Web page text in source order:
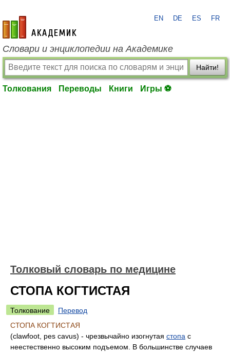
academic.ru
EN DE ES FR
Словари и энциклопедии на Академике
Найти!
Толкования Переводы Книги Игры ⚽
Толковый словарь по медицине
СТОПА КОГТИСТАЯ
Толкование
Перевод
СТОПА КОГТИСТАЯ
(clawfoot, pes cavus) - чрезвычайно изогнутая стопа с
неестественно высоким подъемом. В большинстве случаев